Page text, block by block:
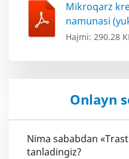
Mikroqarz
namunasi
Hajmi: 290.28
Onlayn
Nima sababdan
tanladingiz?